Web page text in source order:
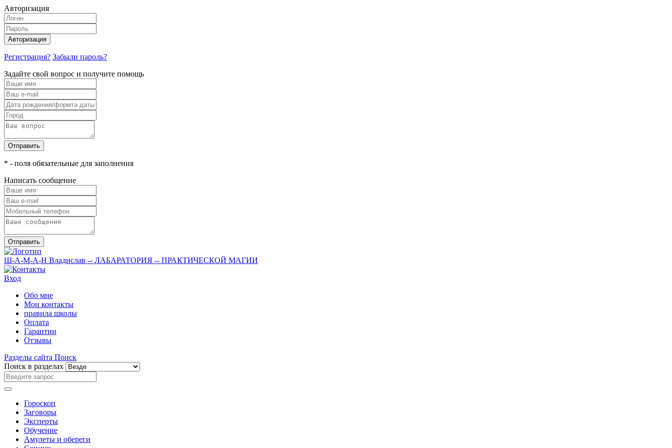
Авторизация
Авторизация
Регистрация? Забыли пароль?
Задайте свой вопрос и получите помощь
Отправить
* - поля обязательные для заполнения
Написать сообщение
Отправить
Ш-А-М-А-Н Владислав -- ЛАБАРАТОРИЯ -- ПРАКТИЧЕСКОЙ МАГИИ
Вход
Обо мне
Мои контакты
правила школы
Оплата
Гарантии
Отзывы
Разделы сайта Поиск
Поиск в разделах
Гороскоп
Заговоры
Эксперты
Обучение
Амулеты и обереги